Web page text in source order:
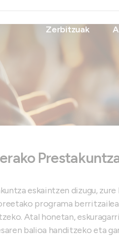
Zerbitzuak
eskaintzen dizugu,
programa
Atal honetan,
balioa handitzeko eta